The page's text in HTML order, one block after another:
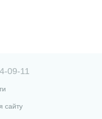
09-11
сайту